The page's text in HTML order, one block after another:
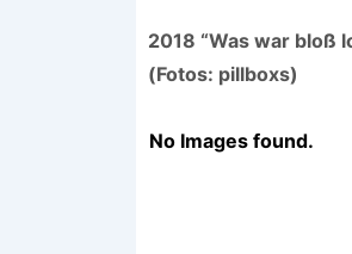
2018 “Was war bloß
(Fotos: pillboxs)
No Images found.